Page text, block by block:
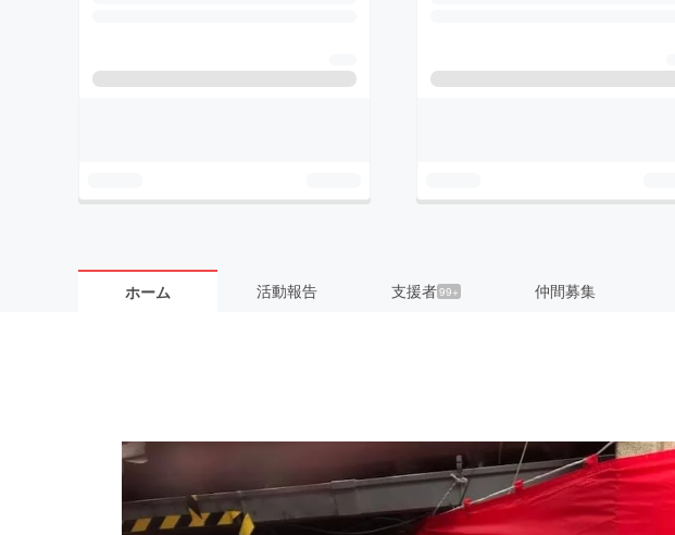
ホーム 活動報告 支援者99+ 仲間募集